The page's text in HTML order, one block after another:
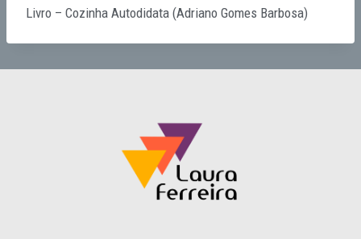
Livro – Cozinha Autodidata (Adriano Gomes Barbosa)